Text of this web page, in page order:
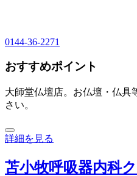
0144-36-2271
おすすめポイント
大師堂仏壇店。お仏壇・仏具
さい。
詳細を見る
苫小牧呼吸器内科